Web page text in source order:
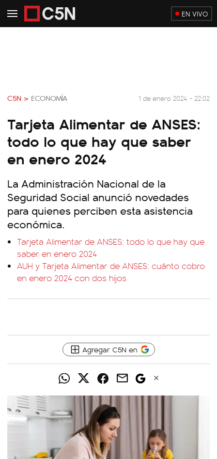
EN VIVO
C5N > ECONOMÍA 1 de enero 2024 - 22:02
Tarjeta Alimentar de ANSES:
todo lo que hay que saber
en enero 2024
La Administración Nacional de la
Seguridad Social anunció novedades
para quienes perciben esta asistencia
económica.
Tarjeta Alimentar de ANSES: todo lo que hay que
saber en enero 2024
AUH y Tarjeta Alimentar de ANSES: cuánto cobro
en enero 2024 con dos hijos
Agregar C5N en